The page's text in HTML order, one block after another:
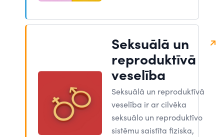
Seksuālā un
reproduktīvā
veselība
Seksuālā un reproduktīvā
veselība ir ar cilvēka
seksuālo un reproduktīvo
sistēmu saistīta fiziska,